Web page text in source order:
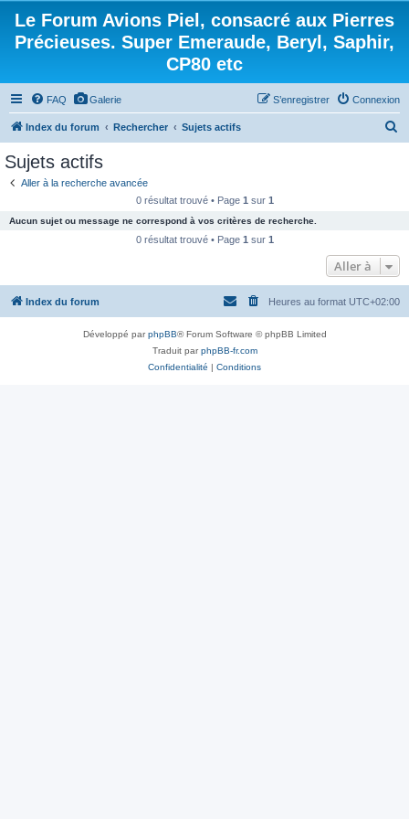
Le Forum Avions Piel, consacré aux Pierres
Précieuses. Super Emeraude, Beryl, Saphir,
CP80 etc
FAQ Galerie Connexion
S’enregistrer
Index du forum Rechercher Sujets actifs
c
e
Sujets actifs
Aller à la recherche avancée
0 résultat trouvé • Page 1 sur 1
Aucun sujet ou message ne correspond à vos critères de recherche.
0 résultat trouvé • Page 1 sur 1
Aller à
Index du forum Heures au format UTC+02:00
Développé parphpBB® Forum Software © phpBB Limited
Traduit parphpBB-fr.com
Confidentialité | Conditions